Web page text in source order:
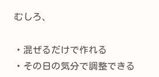
むしろ、
・混ぜるだけで作れる
・その日の気分で調整できる